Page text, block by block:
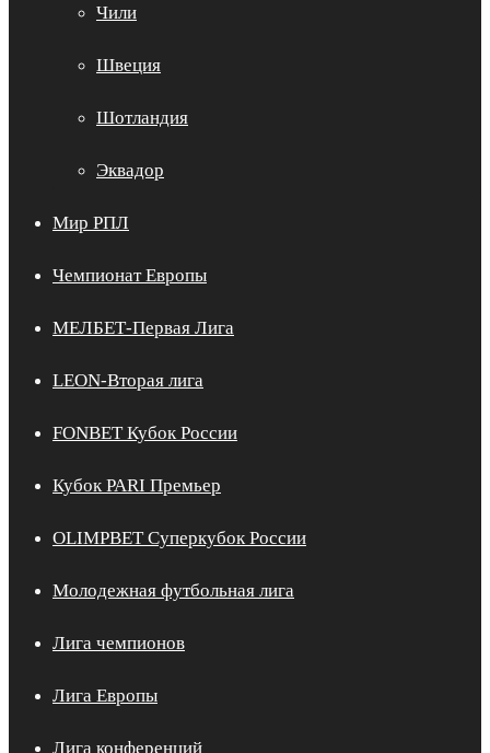
Чили
Швеция
Шотландия
Эквадор
Мир РПЛ
Чемпионат Европы
МЕЛБЕТ-Первая Лига
LEON-Вторая лига
FONBET Кубок России
Кубок PARI Премьер
OLIMPBET Суперкубок России
Молодежная футбольная лига
Лига чемпионов
Лига Европы
Лига конференций